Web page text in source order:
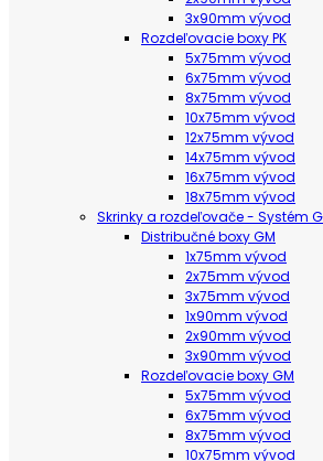
3x90mm vývod
Rozdeľovacie boxy PK
5x75mm vývod
6x75mm vývod
8x75mm vývod
10x75mm vývod
12x75mm vývod
14x75mm vývod
16x75mm vývod
18x75mm vývod
Skrinky a rozdeľovače - Systém
Distribučné boxy GM
1x75mm vývod
2x75mm vývod
3x75mm vývod
1x90mm vývod
2x90mm vývod
3x90mm vývod
Rozdeľovacie boxy GM
5x75mm vývod
6x75mm vývod
8x75mm vývod
10x75mm vývod